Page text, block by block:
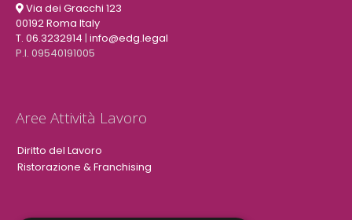
Via dei Gracchi 123
00192 Roma Italy
T. 06.3232914 | info@edg.legal
P.I. 09540191005
Aree Attività Lavoro
Diritto del Lavoro
Ristorazione & Franchising